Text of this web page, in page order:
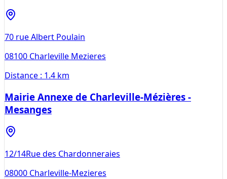
70 rue Albert Poulain
08100 Charleville Mezieres
Distance : 1.4 km
Mairie Annexe de Charleville-Mézières -
Mesanges
12/14Rue des Chardonneraies
08000 Charleville-Mezieres